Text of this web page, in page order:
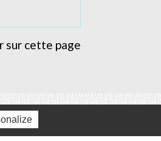
sur cette page